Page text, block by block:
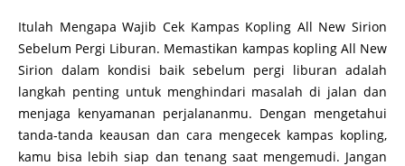
Itulah Mengapa Wajib Cek Kampas Kopling All New Sirion
Sebelum Pergi Liburan. Memastikan kampas kopling All New
Sirion dalam kondisi baik sebelum pergi liburan adalah
langkah penting untuk menghindari masalah di jalan dan
menjaga kenyamanan perjalananmu. Dengan mengetahui
tanda-tanda keausan dan cara mengecek kampas kopling,
kamu bisa lebih siap dan tenang saat mengemudi. Jangan